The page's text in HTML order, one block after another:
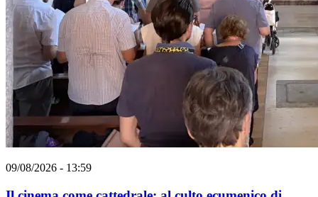
09/08/2026 - 13:59